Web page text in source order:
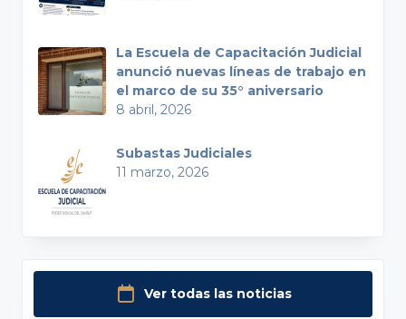
La Escuela de Capacitación Judicial
anunció nuevas líneas de trabajo en
el marco de su 35° aniversario
8 abril, 2026
Subastas Judiciales
11 marzo, 2026
Ver todas las noticias